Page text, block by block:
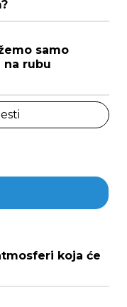
samo
rubu
koja će